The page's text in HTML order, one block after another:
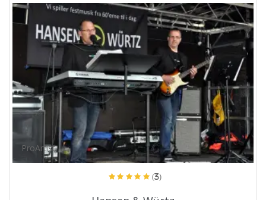
ProArtist
(3)